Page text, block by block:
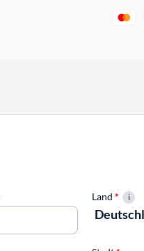
Land *